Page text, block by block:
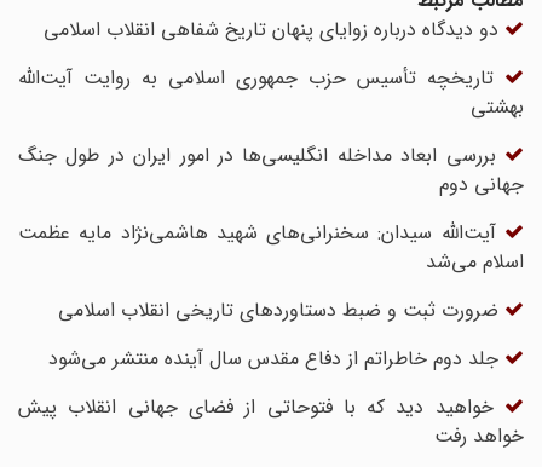
دو دیدگاه درباره زوایای پنهان تاریخ شفاهی انقلاب اسلامی
تاریخچه تأسیس حزب جمهوری اسلامی به روایت آیت‌الله
بهشتی
بررسی ابعاد مداخله انگلیسی‌ها در امور ایران در طول جنگ
جهانی دوم
آیت‌الله سیدان: سخنرانی‌های شهید هاشمی‌نژاد مایه عظمت
اسلام می‌شد
ضرورت ثبت و ضبط دستاوردهای تاریخی انقلاب اسلامی
جلد دوم خاطراتم از دفاع مقدس سال آینده منتشر می‌شود
خواهید دید که با فتوحاتی از فضای جهانی انقلاب پیش
خواهد رفت